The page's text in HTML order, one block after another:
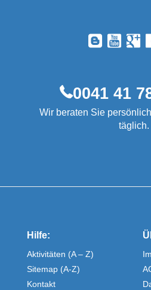
0041 41
Wir beraten Sie
täglich.
Hilfe:
Aktivitäten (A – Z)
Sitemap (A-Z)
Kontakt